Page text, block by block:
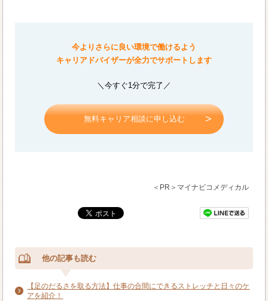
今よりさらに良い環境で働けるよう
キャリアドバイザーが全力でサポートします
＼今すぐ1分で完了／
無料キャリア相談に申し込む
＜PR＞マイナビコメディカル
他の記事も読む
【足のだるさを取る方法】仕事の合間にできるストレッチと日々のケ
アを紹介！